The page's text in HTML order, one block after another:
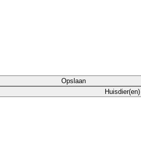
Opslaan
Huisdier(en)